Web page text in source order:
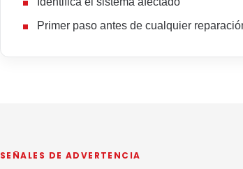
Primer paso antes de cualquier
SEÑALES DE ADVERTENCIA